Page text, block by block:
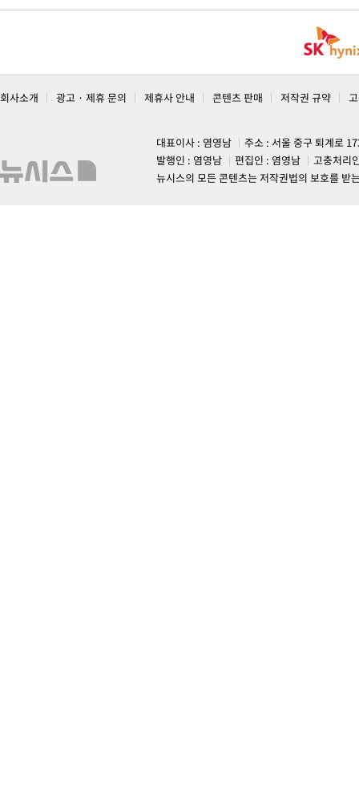
회사소개 광고 · 제휴 문의 제휴사 안내 콘텐츠 판매 저작권 규약
대표이사 : 염영남
주소 : 서울 중구 퇴계로
발행인 : 염영남
편집인 : 염영남
고충처리
뉴시스의 모든 콘텐츠는 저작권법의 보호를